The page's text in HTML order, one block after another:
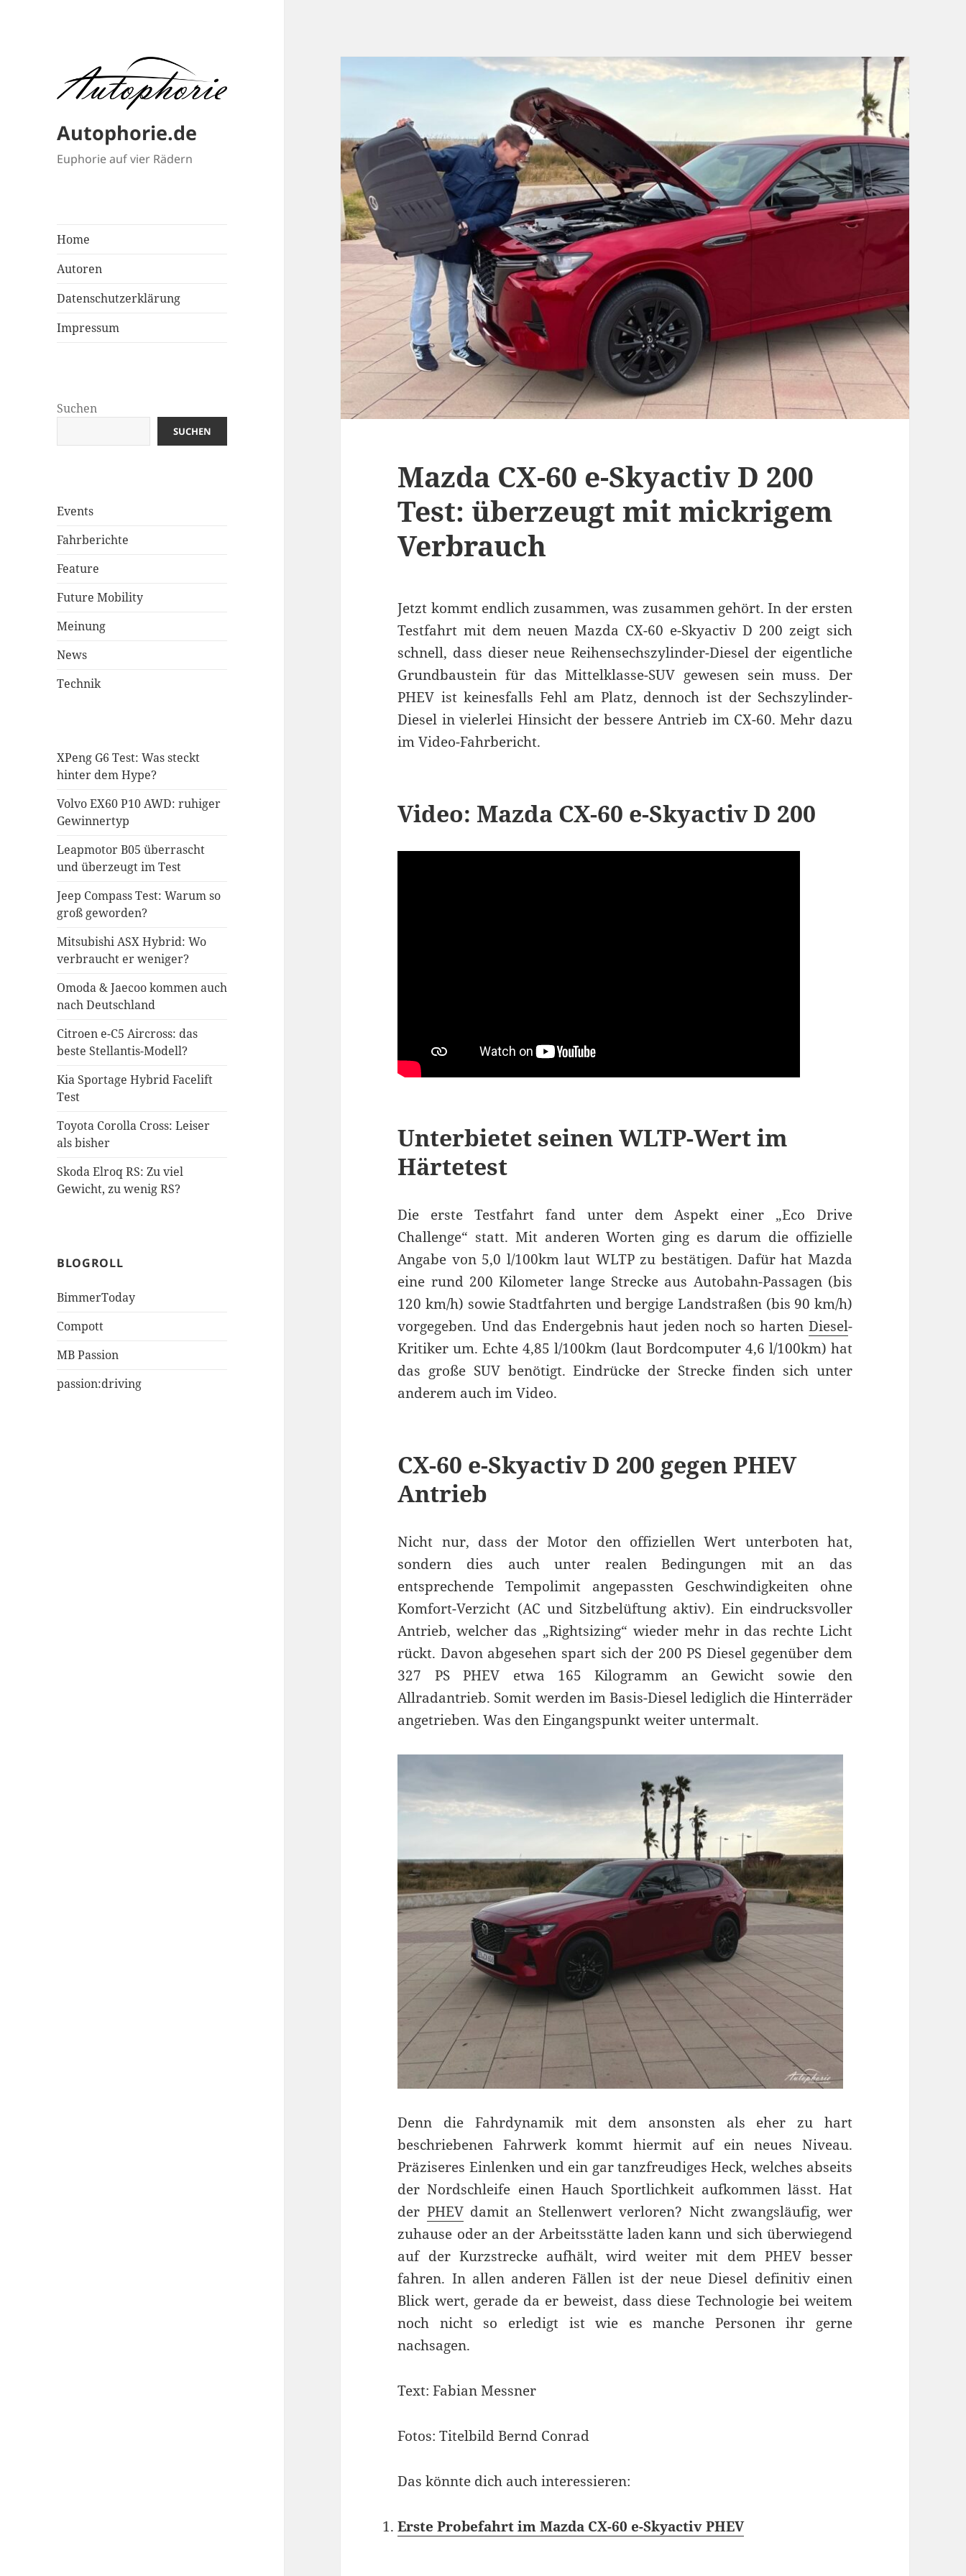
Autophorie.de
Euphorie auf vier Rädern
Home
Autoren
Datenschutzerklärung
Impressum
Suchen
SUCHEN
Events
Fahrberichte
Feature
Future Mobility
Meinung
News
Technik
XPeng G6 Test: Was steckt
hinter dem Hype?
Volvo EX60 P10 AWD: ruhiger
Gewinnertyp
Leapmotor B05 überrascht
und überzeugt im Test
Jeep Compass Test: Warum so
groß geworden?
Mitsubishi ASX Hybrid: Wo
verbraucht er weniger?
Omoda & Jaecoo kommen auch
nach Deutschland
Citroen e-C5 Aircross: das
beste Stellantis-Modell?
Kia Sportage Hybrid Facelift
Test
Toyota Corolla Cross: Leiser
als bisher
Skoda Elroq RS: Zu viel
Gewicht, zu wenig RS?
BLOGROLL
BimmerToday
Compott
MB Passion
passion:driving
Mazda CX-60 e-Skyactiv D 200
Test: überzeugt mit mickrigem
Verbrauch
Jetzt kommt endlich zusammen, was zusammen gehört. In der ersten
Testfahrt mit dem neuen Mazda CX-60 e-Skyactiv D 200 zeigt sich
schnell, dass dieser neue Reihensechszylinder-Diesel der eigentliche
Grundbaustein für das Mittelklasse-SUV gewesen sein muss. Der
PHEV ist keinesfalls Fehl am Platz, dennoch ist der Sechszylinder-
Diesel in vielerlei Hinsicht der bessere Antrieb im CX-60. Mehr dazu
im Video-Fahrbericht.
Video: Mazda CX-60 e-Skyactiv D 200
Unterbietet seinen WLTP-Wert im
Härtetest
Die erste Testfahrt fand unter dem Aspekt einer „Eco Drive
Challenge“ statt. Mit anderen Worten ging es darum die offizielle
Angabe von 5,0 l/100km laut WLTP zu bestätigen. Dafür hat Mazda
eine rund 200 Kilometer lange Strecke aus Autobahn-Passagen (bis
120 km/h) sowie Stadtfahrten und bergige Landstraßen (bis 90 km/h)
vorgegeben. Und das Endergebnis haut jeden noch so harten Diesel-
Kritiker um. Echte 4,85 l/100km (laut Bordcomputer 4,6 l/100km) hat
das große SUV benötigt. Eindrücke der Strecke finden sich unter
anderem auch im Video.
CX-60 e-Skyactiv D 200 gegen PHEV
Antrieb
Nicht nur, dass der Motor den offiziellen Wert unterboten hat,
sondern dies auch unter realen Bedingungen mit an das
entsprechende Tempolimit angepassten Geschwindigkeiten ohne
Komfort-Verzicht (AC und Sitzbelüftung aktiv). Ein eindrucksvoller
Antrieb, welcher das „Rightsizing“ wieder mehr in das rechte Licht
rückt. Davon abgesehen spart sich der 200 PS Diesel gegenüber dem
327 PS PHEV etwa 165 Kilogramm an Gewicht sowie den
Allradantrieb. Somit werden im Basis-Diesel lediglich die Hinterräder
angetrieben. Was den Eingangspunkt weiter untermalt.
Denn die Fahrdynamik mit dem ansonsten als eher zu hart
beschriebenen Fahrwerk kommt hiermit auf ein neues Niveau.
Präziseres Einlenken und ein gar tanzfreudiges Heck, welches abseits
der Nordschleife einen Hauch Sportlichkeit aufkommen lässt. Hat
der PHEVdamit an Stellenwert verloren? Nicht zwangsläufig, wer
zuhause oder an der Arbeitsstätte laden kann und sich überwiegend
auf der Kurzstrecke aufhält, wird weiter mit dem PHEV besser
fahren. In allen anderen Fällen ist der neue Diesel definitiv einen
Blick wert, gerade da er beweist, dass diese Technologie bei weitem
noch nicht so erledigt ist wie es manche Personen ihr gerne
nachsagen.
Text: Fabian Messner
Fotos: Titelbild Bernd Conrad
Das könnte dich auch interessieren:
Erste Probefahrt im Mazda CX-60 e-Skyactiv PHEV